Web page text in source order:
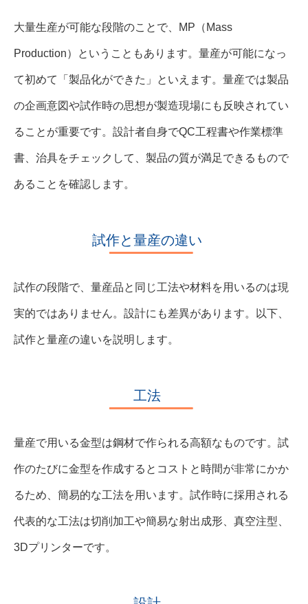
大量生産が可能な段階のことで、MP（Mass
Production）ということもあります。量産が可能になっ
て初めて「製品化ができた」といえます。量産では製品
の企画意図や試作時の思想が製造現場にも反映されてい
ることが重要です。設計者自身でQC工程書や作業標準
書、治具をチェックして、製品の質が満足できるもので
あることを確認します。
試作と量産の違い
試作の段階で、量産品と同じ工法や材料を用いるのは現
実的ではありません。設計にも差異があります。以下、
試作と量産の違いを説明します。
工法
量産で用いる金型は鋼材で作られる高額なものです。試
作のたびに金型を作成するとコストと時間が非常にかか
るため、簡易的な工法を用います。試作時に採用される
代表的な工法は切削加工や簡易な射出成形、真空注型、
3Dプリンターです。